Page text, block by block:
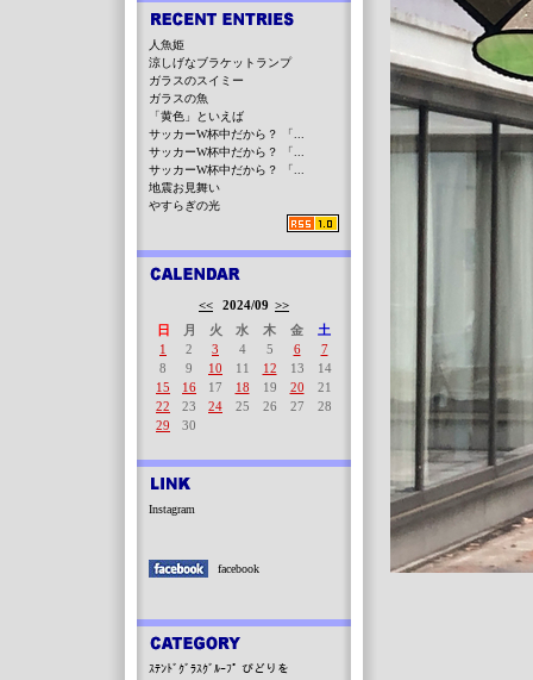
人魚姫
涼しげなブラケットランプ
ガラスのスイミー
ガラスの魚
「黄色」といえば
サッカーW杯中だから？ 「...
サッカーW杯中だから？ 「...
サッカーW杯中だから？ 「...
地震お見舞い
やすらぎの光
<< 2024/09 >>
日
月 火 水 木 金
土
1
2 3 4 5 6
7
8
9 10 11 12 13
14
15
16 17 18 19 20
21
22
23 24 25 26 27
28
29
30
Instagram
facebook
ｽﾃﾝﾄﾞｸﾞﾗｽｸﾞﾙｰﾌﾟ びどりを